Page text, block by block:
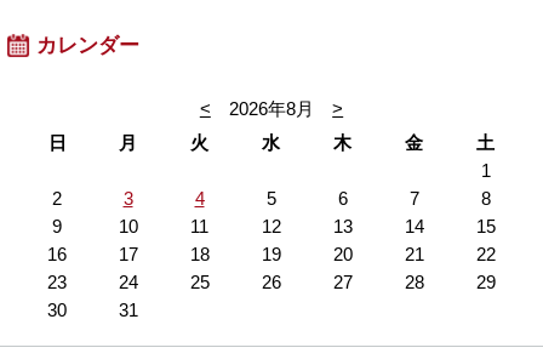
カレンダー
< 2026年8月
>
日
月 火 水 木 金
土
1
2
3 4 5 6 7
8
9
10 11 12 13 14
15
16
17 18 19 20 21
22
23
24 25 26 27 28
29
30
31